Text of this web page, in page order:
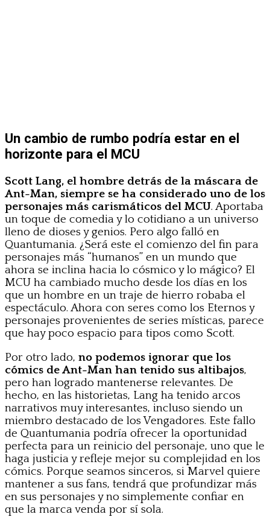
Un cambio de rumbo podría estar en el
horizonte para el MCU
Scott Lang, el hombre detrás de la máscara de
Ant-Man, siempre se ha considerado uno de los
personajes más carismáticos del MCU. Aportaba
un toque de comedia y lo cotidiano a un universo
lleno de dioses y genios. Pero algo falló en
Quantumania. ¿Será este el comienzo del fin para
personajes más “humanos” en un mundo que
ahora se inclina hacia lo cósmico y lo mágico? El
MCU ha cambiado mucho desde los días en los
que un hombre en un traje de hierro robaba el
espectáculo. Ahora con seres como los Eternos y
personajes provenientes de series místicas, parece
que hay poco espacio para tipos como Scott.
Por otro lado, no podemos ignorar que los
cómics de Ant-Man han tenido sus altibajos,
pero han logrado mantenerse relevantes. De
hecho, en las historietas, Lang ha tenido arcos
narrativos muy interesantes, incluso siendo un
miembro destacado de los Vengadores. Este fallo
de Quantumania podría ofrecer la oportunidad
perfecta para un reinicio del personaje, uno que le
haga justicia y refleje mejor su complejidad en los
cómics. Porque seamos sinceros, si Marvel quiere
mantener a sus fans, tendrá que profundizar más
en sus personajes y no simplemente confiar en
que la marca venda por sí sola.